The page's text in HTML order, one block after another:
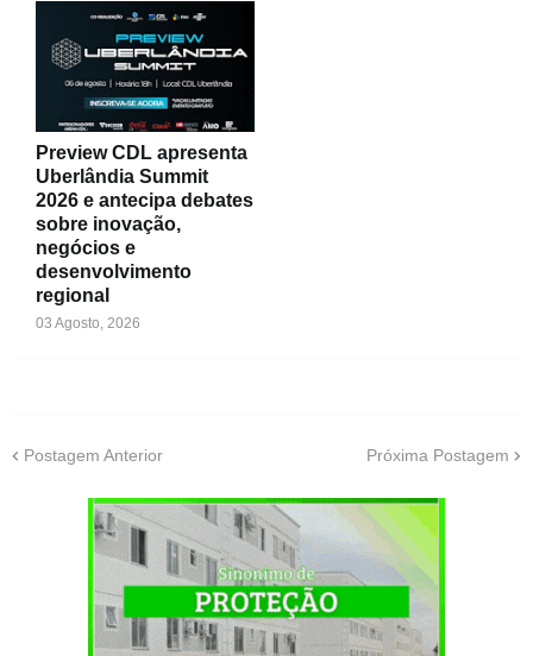
Preview CDL apresenta
Uberlândia Summit
2026 e antecipa debates
sobre inovação,
negócios e
desenvolvimento
regional
03 Agosto, 2026
Postagem Anterior Próxima Postagem